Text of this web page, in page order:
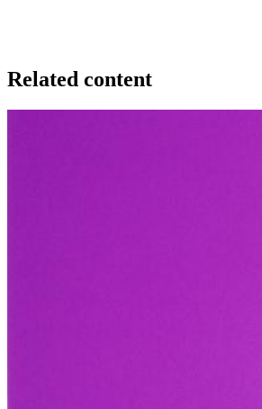
Related content